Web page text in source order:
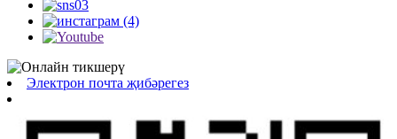
Электрон почта җибәрегез